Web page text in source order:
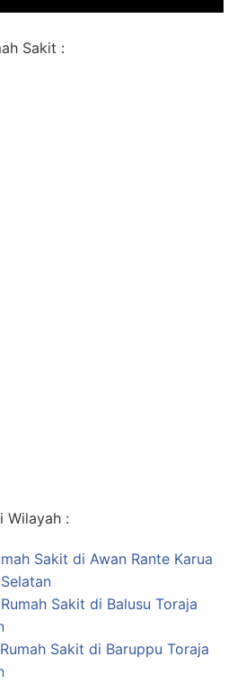
Sakit :
Wilayah :
Sakit di Awan Rante Karua
Sakit di Balusu Toraja
Sakit di Baruppu Toraja